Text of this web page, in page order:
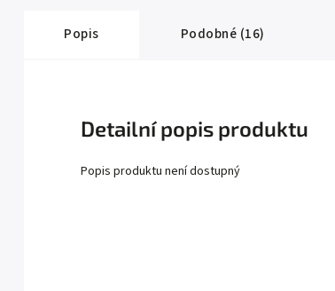
Popis Podobné (16)
Detailní popis produktu
Popis produktu není dostupný